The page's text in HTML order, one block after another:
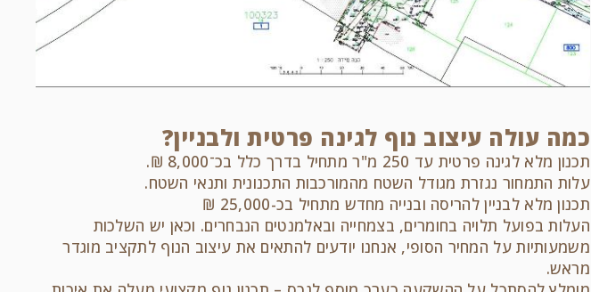
כמה עולה עיצוב נוף לגינה פרטית ולבניין?
תכנון מלא לגינה פרטית עד 250 מ"ר מתחיל בדרך כלל בכ־8,000 ₪.
עלות התמחור נגזרת מגודל השטח מהמורכבות התכנונית ותנאי השטח.
תכנון מלא לבניין להריסה ובנייה מחדש מתחיל בכ-25,000 ₪
העלות בפועל תלויה בחומרים, בצמחייה ובאלמנטים הנבחרים. וכאן יש השלכות
משמעותיות על המחיר הסופי, אנחנו יודעים להתאים את עיצוב הנוף לתקציב מוגדר
מראש.